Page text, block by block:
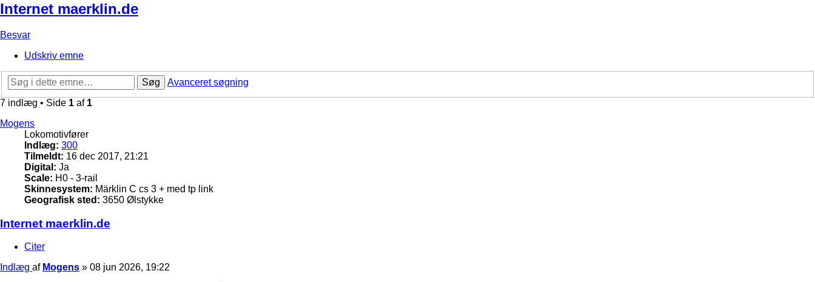
Internet maerklin.de
Besvar
Udskriv emne
Søg
Avanceret søgning
7 indlæg • Side 1 af 1
Mogens
Lokomotivfører
Indlæg: 300
Tilmeldt: 16 dec 2017, 21:21
Digital: Ja
Scale: H0 - 3-rail
Skinnesystem: Märklin C cs 3 + med tp link
Geografisk sted: 3650 Ølstykke
Internet maerklin.de
Citer
Indlæg af Mogens » 08 jun 2026, 19:22